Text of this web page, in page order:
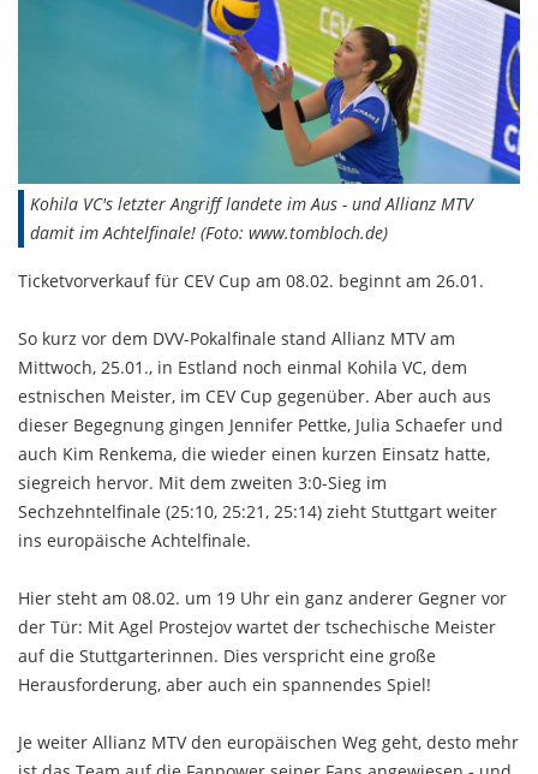
Kohila VC's letzter Angriff landete im Aus - und Allianz MTV
damit im Achtelfinale! (Foto: www.tombloch.de)
Ticketvorverkauf für CEV Cup am 08.02. beginnt am 26.01.
So kurz vor dem DVV-Pokalfinale stand Allianz MTV am
Mittwoch, 25.01., in Estland noch einmal Kohila VC, dem
estnischen Meister, im CEV Cup gegenüber. Aber auch aus
dieser Begegnung gingen Jennifer Pettke, Julia Schaefer und
auch Kim Renkema, die wieder einen kurzen Einsatz hatte,
siegreich hervor. Mit dem zweiten 3:0-Sieg im
Sechzehntelfinale (25:10, 25:21, 25:14) zieht Stuttgart weiter
ins europäische Achtelfinale.
Hier steht am 08.02. um 19 Uhr ein ganz anderer Gegner vor
der Tür: Mit Agel Prostejov wartet der tschechische Meister
auf die Stuttgarterinnen. Dies verspricht eine große
Herausforderung, aber auch ein spannendes Spiel!
Je weiter Allianz MTV den europäischen Weg geht, desto mehr